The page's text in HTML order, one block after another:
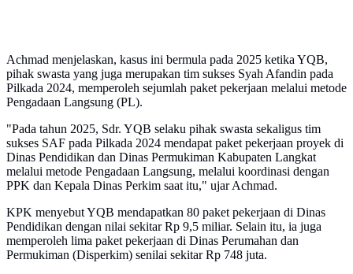
Achmad menjelaskan, kasus ini bermula pada 2025 ketika YQB,
pihak swasta yang juga merupakan tim sukses Syah Afandin pada
Pilkada 2024, memperoleh sejumlah paket pekerjaan melalui metode
Pengadaan Langsung (PL).
"Pada tahun 2025, Sdr. YQB selaku pihak swasta sekaligus tim
sukses SAF pada Pilkada 2024 mendapat paket pekerjaan proyek di
Dinas Pendidikan dan Dinas Permukiman Kabupaten Langkat
melalui metode Pengadaan Langsung, melalui koordinasi dengan
PPK dan Kepala Dinas Perkim saat itu," ujar Achmad.
KPK menyebut YQB mendapatkan 80 paket pekerjaan di Dinas
Pendidikan dengan nilai sekitar Rp 9,5 miliar. Selain itu, ia juga
memperoleh lima paket pekerjaan di Dinas Perumahan dan
Permukiman (Disperkim) senilai sekitar Rp 748 juta.